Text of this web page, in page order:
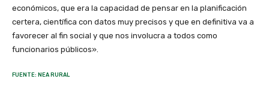
económicos, que era la capacidad de pensar en la planificación
certera, científica con datos muy precisos y que en definitiva va a
favorecer al fin social y que nos involucra a todos como
funcionarios públicos».
FUENTE: NEA RURAL